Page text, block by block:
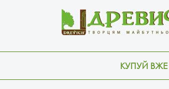
КУПУЙ ВЖЕ